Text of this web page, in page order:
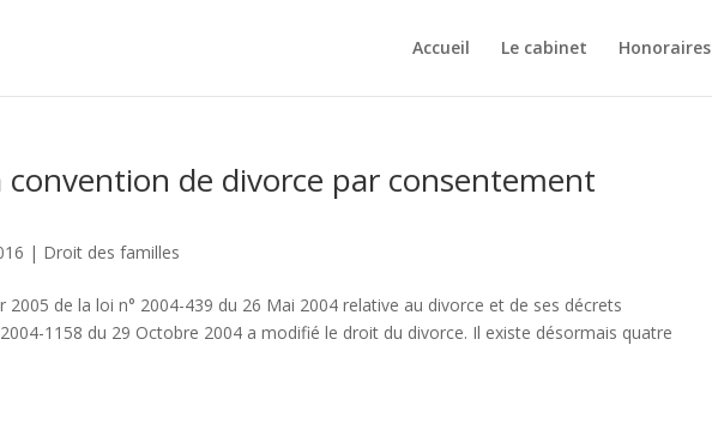
Accueil Le cabinet Honoraires
convention de divorce par consentement
| Droit des familles
2005 de la loi n° 2004-439 du 26 Mai 2004 relative au divorce et de ses décrets
2004-1158 du 29 Octobre 2004 a modifié le droit du divorce. Il existe désormais quatre